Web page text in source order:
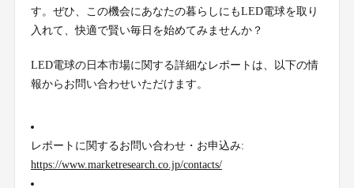
す。ぜひ、この機会にあなたの暮らしにもLED電球を取り
入れて、快適で賢い毎日を始めてみませんか？
LED電球の日本市場に関する詳細なレポートは、以下の情
報からお問い合わせいただけます。
レポートに関するお問い合わせ・お申込み:
https://www.marketresearch.co.jp/contacts/